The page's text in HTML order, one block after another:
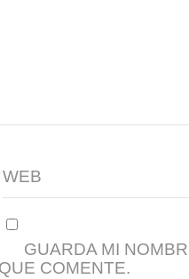
WEB
GUARDA MI
COMENTE.